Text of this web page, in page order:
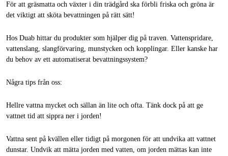
För att gräsmatta och växter i din trädgård ska förbli friska och gröna är
det viktigt att sköta bevattningen på rätt sätt!
Hos Duab hittar du produkter som hjälper dig på traven. Vattenspridare,
vattenslang, slangförvaring, munstycken och kopplingar. Eller kanske har
du behov av ett automatiserat bevattningssystem?
Några tips från oss:
Hellre vattna mycket och sällan än lite och ofta. Tänk dock på att ge
vattnet tid att sippra ner i jorden!
Vattna sent på kvällen eller tidigt på morgonen för att undvika att vattnet
dunstar. Undvik att mätta jorden med vatten, om jorden mättas kan inte